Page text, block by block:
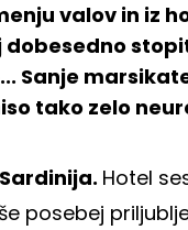
valov in iz
dobesedno
Sanje
tako zelo
Hotel
posebej